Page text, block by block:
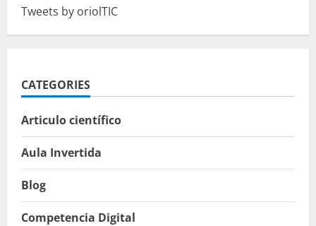
Tweets by oriolTIC
CATEGORIES
Articulo científico
Aula Invertida
Blog
Competencia Digital